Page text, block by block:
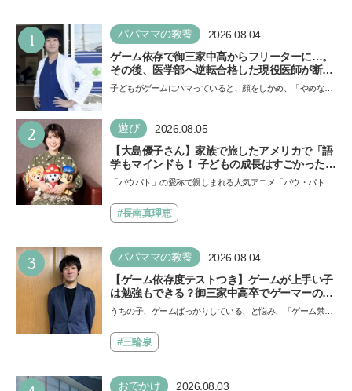
1 パパママの教養 2026.08.04
ゲーム依存で御三家中高からフリーターに…。
その後、医学部へ逆転合格した現役医師が断言
「ゲームの経験が受験勉強に役立った」そう考
子どもがゲームにハマっていると、顔をしかめ、「やめなさ
い…
2 遊び 2026.08.05
【大島優子さん】家族で旅したアメリカで「語
学もマインドも！ 子どもの成長はすごかった」
声優をつとめた映画『パウ・パトロール ザ・ダ
できると子どもに知ってほしい
「パウパト」の愛称で親しまれる人気アニメ「パウ・パトロ
ザ…
#長南真理恵
3 パパママの教養 2026.08.04
【ゲーム依存度テストつき】ゲームが上手い子
は勉強もできる？御三家中高卒でゲーマーの医
師・阿部智史さんが教えるゲームしながら受験
うちの子、ゲームばっかりしている、と悩み、「ゲーム禁
も…
#三輪泉
おでかけ 2026.08.03